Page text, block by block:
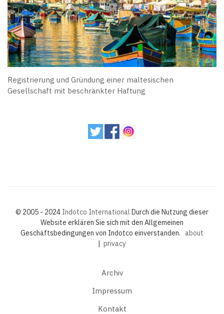
Registrierung und Gründung einer maltesischen
Gesellschaft mit beschränkter Haftung
© 2005 - 2024 Indotco International Durch die Nutzung dieser
Website erklären Sie sich mit den Allgemeinen
Geschäftsbedingungen von Indotco einverstanden. about
| privacy
Archiv
Impressum
Kontakt